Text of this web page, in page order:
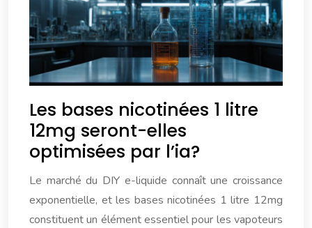
Les bases nicotinées 1 litre
12mg seront-elles
optimisées par l’ia?
Le marché du DIY e-liquide connaît une croissance
exponentielle, et les bases nicotinées 1 litre 12mg
constituent un élément essentiel pour les vapoteurs